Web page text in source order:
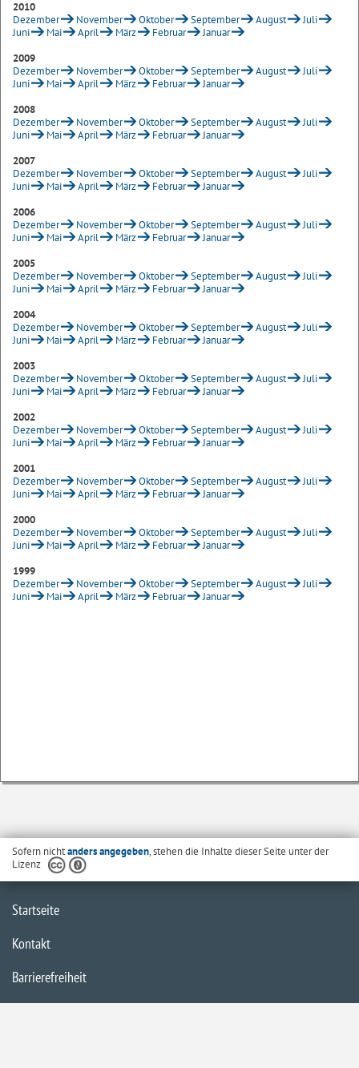
2010
Dezember
November Oktober September August
Juli
Juni
Mai April März Februar
Januar
2009
Dezember
November Oktober September August
Juli
Juni
Mai April März Februar
Januar
2008
Dezember
November Oktober September August
Juli
Juni
Mai April März Februar
Januar
2007
Dezember
November Oktober September August
Juli
Juni
Mai April März Februar
Januar
2006
Dezember
November Oktober September August
Juli
Juni
Mai April März Februar
Januar
2005
Dezember
November Oktober September August
Juli
Juni
Mai April März Februar
Januar
2004
Dezember
November Oktober September August
Juli
Juni
Mai April März Februar
Januar
2003
Dezember
November Oktober September August
Juli
Juni
Mai April März Februar
Januar
2002
Dezember
November Oktober September August
Juli
Juni
Mai April März Februar
Januar
2001
Dezember
November Oktober September August
Juli
Juni
Mai April März Februar
Januar
2000
Dezember
November Oktober September August
Juli
Juni
Mai April März Februar
Januar
1999
Dezember
November Oktober September August
Juli
Juni
Mai April März Februar Januar
Sofern nichtanders angegeben, stehen die Inhalte dieser Seite unter der
Lizenz
Startseite
Kontakt
Barrierefreiheit